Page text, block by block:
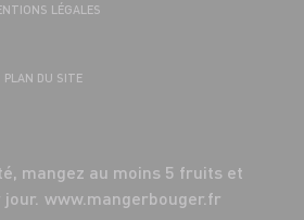
LÉGALES
PLAN DU SITE
mangez au moins 5 fruits et
www.mangerbouger.fr